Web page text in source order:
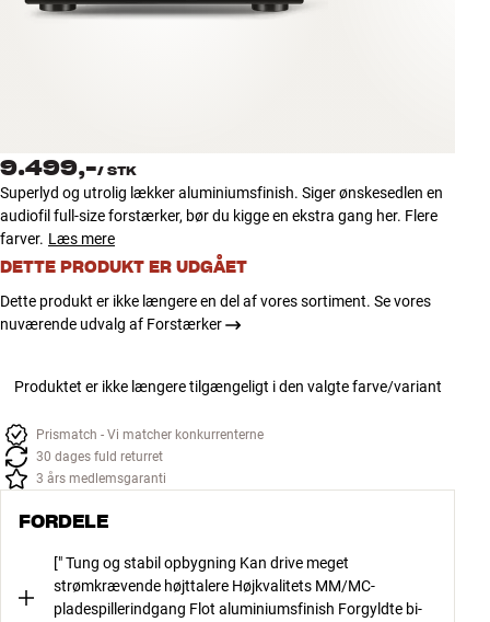
Tilbehør
NYHEDER
TILBUD
Find Butik
Kundeservice
Byg med Lyd
9.499,-/ STK
Superlyd og utrolig lækker aluminiumsfinish. Siger ønskesedlen en
audiofil full-size forstærker, bør du kigge en ekstra gang her. Flere
farver. Læs mere
DETTE PRODUKT ER UDGÅET
Dette produkt er ikke længere en del af vores sortiment. Se vores
nuværende udvalg af Forstærker
Produktet er ikke længere tilgængeligt i den valgte farve/variant
Prismatch - Vi matcher konkurrenterne
30 dages fuld returret
3 års medlemsgaranti
FORDELE
[" Tung og stabil opbygning Kan drive meget
strømkrævende højttalere Højkvalitets MM/MC-
pladespillerindgang Flot aluminiumsfinish Forgyldte bi-